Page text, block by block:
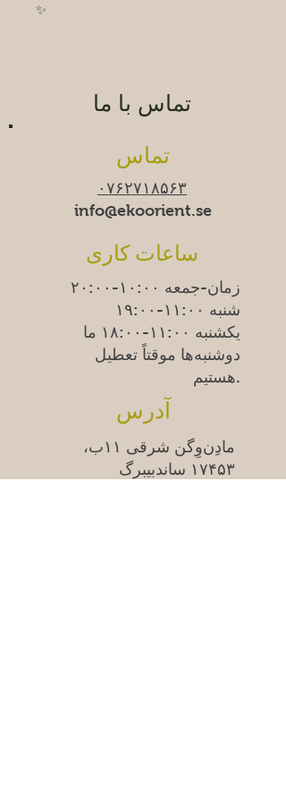
✨
تماس با ما
تماس
۰۷۶۲۷۱۸۵۶۳
info@ekoorient.se
ساعات کاری
زمان-جمعه ۱۰:۰۰-۲۰:۰۰
شنبه ۱۱:۰۰-۱۹:۰۰
یکشنبه ۱۱:۰۰-۱۸:۰۰
ما
دوشنبه‌ها موقتاً تعطیل
هستیم.
آدرس
مادِن‌وِگن شرقی ۱۱ب،
۱۷۴۵۳ ساندبیبرگ